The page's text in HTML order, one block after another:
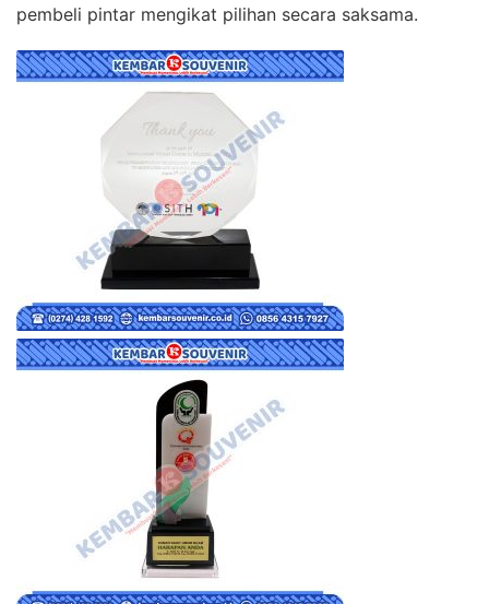
pembeli pintar mengikat pilihan secara saksama.